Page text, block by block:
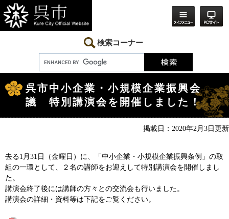
ー
ジ
の
ニ
ュ
ー
本
検索コーナー
文
呉市中小企業・小規模企業振興会
議 特別講演会を開催しました！
掲載日：2020年2月3日更新
去る1月31日（金曜日）に、
「中小企業・小規模企業振興条例」の取
組の一環として、２名の講師をお迎えして特別講演会を開催しまし
た。
講演会終了後には講師の方々との交流会も行いました。
講演会の詳細・資料等は下記をご覧ください。